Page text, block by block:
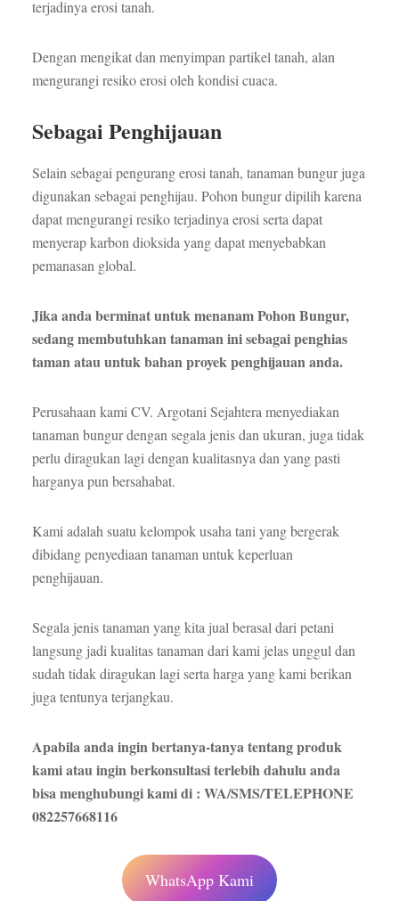
terjadinya erosi tanah.
Dengan mengikat dan menyimpan partikel tanah, alan
mengurangi resiko erosi oleh kondisi cuaca.
Sebagai Penghijauan
Selain sebagai pengurang erosi tanah, tanaman bungur juga
digunakan sebagai penghijau. Pohon bungur dipilih karena
dapat mengurangi resiko terjadinya erosi serta dapat
menyerap karbon dioksida yang dapat menyebabkan
pemanasan global.
Jika anda berminat untuk menanam Pohon Bungur,
sedang membutuhkan tanaman ini sebagai penghias
taman atau untuk bahan proyek penghijauan anda.
Perusahaan kami CV. Argotani Sejahtera menyediakan
tanaman bungur dengan segala jenis dan ukuran, juga tidak
perlu diragukan lagi dengan kualitasnya dan yang pasti
harganya pun bersahabat.
Kami adalah suatu kelompok usaha tani yang bergerak
dibidang penyediaan tanaman untuk keperluan
penghijauan.
Segala jenis tanaman yang kita jual berasal dari petani
langsung jadi kualitas tanaman dari kami jelas unggul dan
sudah tidak diragukan lagi serta harga yang kami berikan
juga tentunya terjangkau.
Apabila anda ingin bertanya-tanya tentang produk
kami atau ingin berkonsultasi terlebih dahulu anda
bisa menghubungi kami di : WA/SMS/TELEPHONE
082257668116
WhatsApp Kami